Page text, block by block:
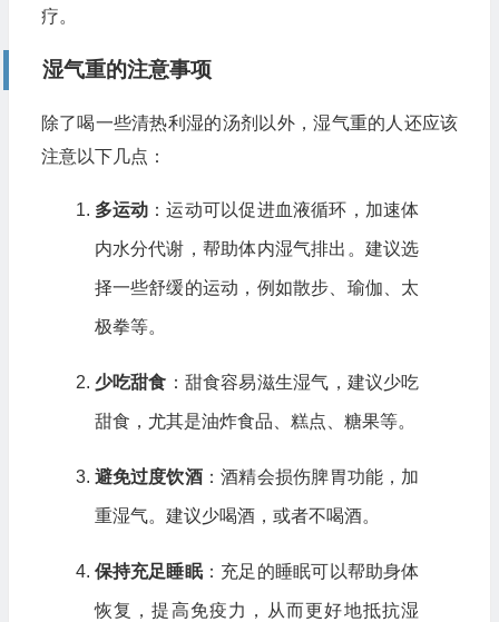
疗。
湿气重的注意事项
除了喝一些清热利湿的汤剂以外，湿气重的人还应该
注意以下几点：
多运动 ：运动可以促进血液循环，加速体
内水分代谢，帮助体内湿气排出。建议选
择一些舒缓的运动，例如散步、瑜伽、太
极拳等。
少吃甜食 ：甜食容易滋生湿气，建议少吃
甜食，尤其是油炸食品、糕点、糖果等。
避免过度饮酒：酒精会损伤脾胃功能，加
重湿气。建议少喝酒，或者不喝酒。
保持充足睡眠：充足的睡眠可以帮助身体
恢复，提高免疫力，从而更好地抵抗湿